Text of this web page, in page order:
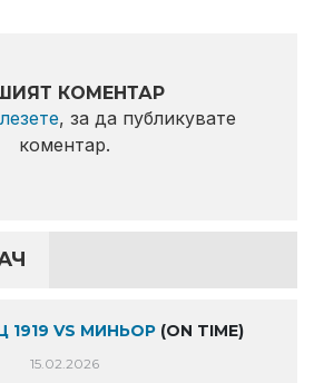
КОМЕНТАР
, за да публикувате
коментар.
VS МИНЬОР (ON TIME)
15.02.2026